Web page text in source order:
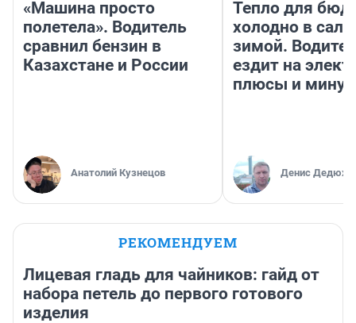
«Машина просто
полетела». Водитель
сравнил бензин в
Казахстане и России
Анатолий Кузнецов
Тепло для
холодно в
зимой.
ездит на
плюсы и
Денис
РЕКОМЕНДУЕМ
Лицевая гладь для чайников: гайд от
набора петель до первого готового
изделия